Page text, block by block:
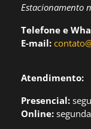
Estacionamento
Telefone e
E-mail:
Atendimento:
Presencial:
Online: